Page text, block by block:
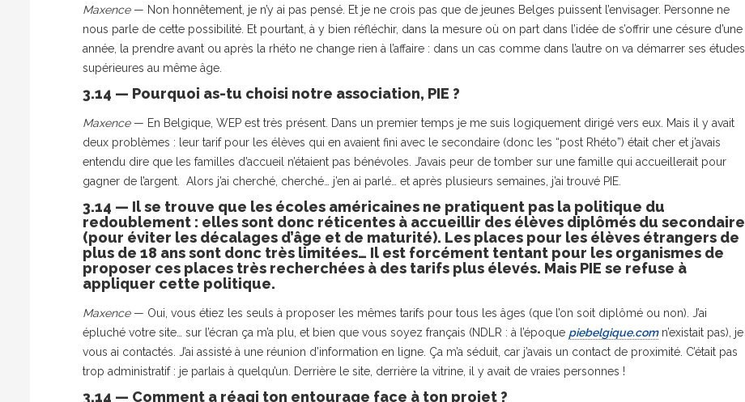
Maxence— Non honnêtement, je n’y ai pas pensé. Et je ne crois pas que de jeunes Belges puissent l’envisager. Personne ne
nous parle de cette possibilité. Et pourtant, à y bien réfléchir, dans la mesure où on part dans l’idée de s’offrir une césure d’une
année, la prendre avant ou après la rhéto ne change rien à l’affaire : dans un cas comme dans l’autre on va démarrer ses études
supérieures au même âge.
3.14 — Pourquoi as-tu choisi notre association, PIE ?
Maxence— En Belgique, WEP est très présent. Dans un premier temps je me suis logiquement dirigé vers eux. Mais il y avait
deux problèmes : leur tarif pour les élèves qui en avaient fini avec le secondaire (donc les “post Rhéto”) était cher et j’avais
entendu dire que les familles d’accueil n’étaient pas bénévoles. J’avais peur de tomber sur une famille qui accueillerait pour
gagner de l’argent. Alors j’ai cherché, cherché… j’en ai parlé… et après plusieurs semaines, j’ai trouvé PIE.
3.14 — Il se trouve que les écoles américaines ne pratiquent pas la politique du
redoublement : elles sont donc réticentes à accueillir des élèves diplômés du secondaire
(pour éviter les décalages d’âge et de maturité). Les places pour les élèves étrangers de
plus de 18 ans sont donc très limitées… Il est forcément tentant pour les organismes de
proposer ces places très recherchées à des tarifs plus élevés. Mais PIE se refuse à
appliquer cette politique.
Maxence— Oui, vous étiez les seuls à proposer les mêmes tarifs pour tous les âges (que l’on soit diplômé ou non). J’ai
épluché votre site… sur l’écran ça m’a plu, et bien que vous soyez français (NDLR : à l’époque piebelgique.comn’existait pas), je
vous ai contactés. J’ai assisté à une réunion d’information en ligne. Ça m’a séduit, car j’avais un contact de proximité. C’était pas
trop administratif : je parlais à quelqu’un. Derrière le site, derrière la vitrine, il y avait de vraies personnes !
3.14 — Comment a réagi ton entourage face à ton projet ?